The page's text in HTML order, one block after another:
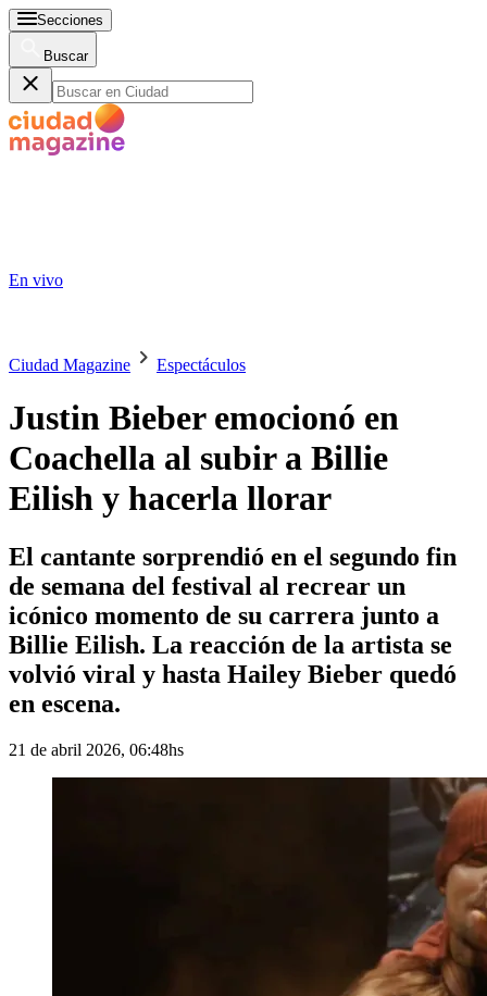
Secciones
Buscar
En vivo
Ciudad Magazine Espectáculos
Justin Bieber emocionó en
Coachella al subir a Billie
Eilish y hacerla llorar
El cantante sorprendió en el segundo fin
de semana del festival al recrear un
icónico momento de su carrera junto a
Billie Eilish. La reacción de la artista se
volvió viral y hasta Hailey Bieber quedó
en escena.
21 de abril 2026, 06:48hs